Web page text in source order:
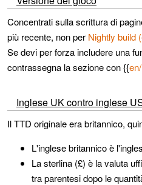
Concentrati sulla scrittura di
più recente, non per Nightly build
Se devi per forza includere una
contrassegna la sezione con {{
Inglese UK contro inglese
Il TTD originale era britannico,
L'inglese britannico è
La sterlina (£) è la valuta
tra parentesi dopo le